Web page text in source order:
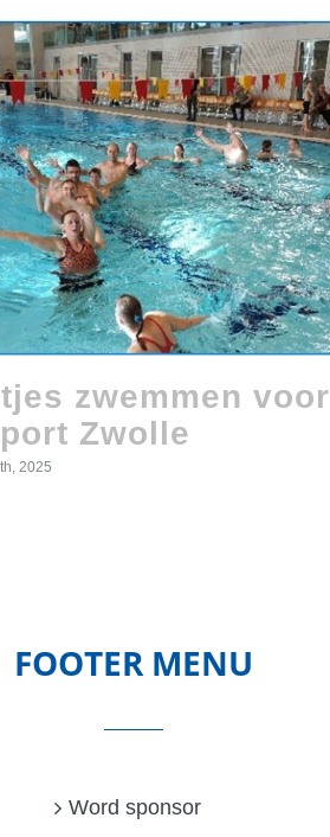
zwemmen voor
Zwolle
2025
FOOTER MENU
Word sponsor